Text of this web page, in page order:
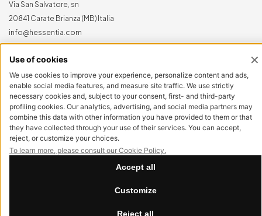
Via San Salvatore, sn
20841 Carate Brianza (MB) Italia
info@hessentia.com
Tel:+39 0362687515
of Cornelio Cappellini Srl
Tutti i diritti sono riservati
AREA CLIENTI
Log in